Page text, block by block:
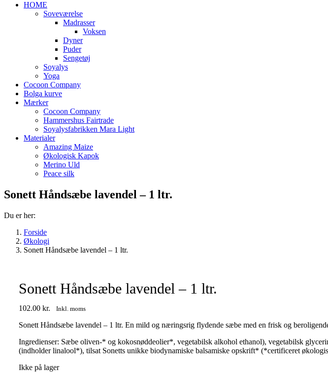
HOME
Soveværelse
Madrasser
Voksen
Dyner
Puder
Sengetøj
Soyalys
Yoga
Cocoon Company
Bolga kurve
Mærker
Cocoon Company
Hammershus Fairtrade
Soyalysfabrikken Mara Light
Materialer
Amazing Maize
Økologisk Kapok
Merino Uld
Peace silk
Sonett Håndsæbe lavendel – 1 ltr.
Du er her:
Forside
Økologi
Sonett Håndsæbe lavendel – 1 ltr.
Sonett Håndsæbe lavendel – 1 ltr.
102.00 kr. Inkl. moms
Sonett Håndsæbe lavendel – 1 ltr. En mild og næringsrig flydende sæbe med en frisk og
Ingredienser: Sæbe oliven-* og kokosnøddeolier*, vegetabilsk alkohol ethanol), vegetabilsk
(indholder linalool*), tilsat Sonetts unikke biodynamiske balsamiske opskrift* (*certificeret
Ikke på lager